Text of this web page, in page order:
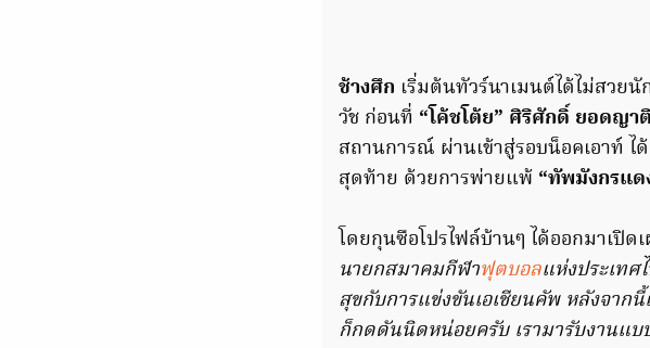
ช้างศึก เริ่มต้นทัวร์นาเมนต์ได้ไม่สวยนั
วัช ก่อนที่ “โค้ชโต้ย” ศิริศักดิ์ ยอดญา
สถานการณ์ ผ่านเข้าสู่รอบน็อคเอาท์ ไ
สุดท้าย ด้วยการพ่ายแพ้ “ทัพมังกรแ
โดยกุนซือโปรไฟล์บ้านๆ ได้ออกมาเปิด
นายกสมาคมกีฬาฟุตบอลแห่งประเท
สุขกับการแข่งขันเอเชียนคัพ หลังจาก
ก็กดดันนิดหน่อยครับ เรามารับงานแบ